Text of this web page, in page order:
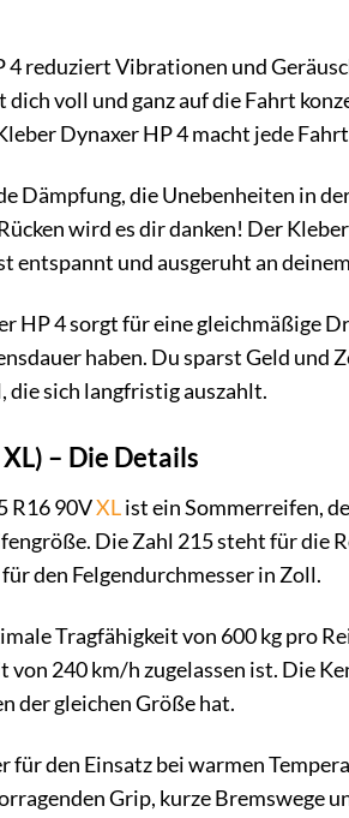
reduziert Vibrationen und
voll und ganz auf die Fahrt
Dynaxer HP 4 macht jede
Dämpfung, die Unebenheiten in
wird es dir danken! Der
entspannt und ausgeruht an
4 sorgt für eine gleichmäßige
haben. Du sparst Geld und
die sich langfristig auszahlt.
– Die Details
R16 90VXList ein Sommerreifen,
Die Zahl 215 steht für die
den Felgendurchmesser in Zoll.
Tragfähigkeit von 600 kg pro
240 km/h zugelassen ist. Die
der gleichen Größe hat.
den Einsatz bei warmen
Grip, kurze Bremswege